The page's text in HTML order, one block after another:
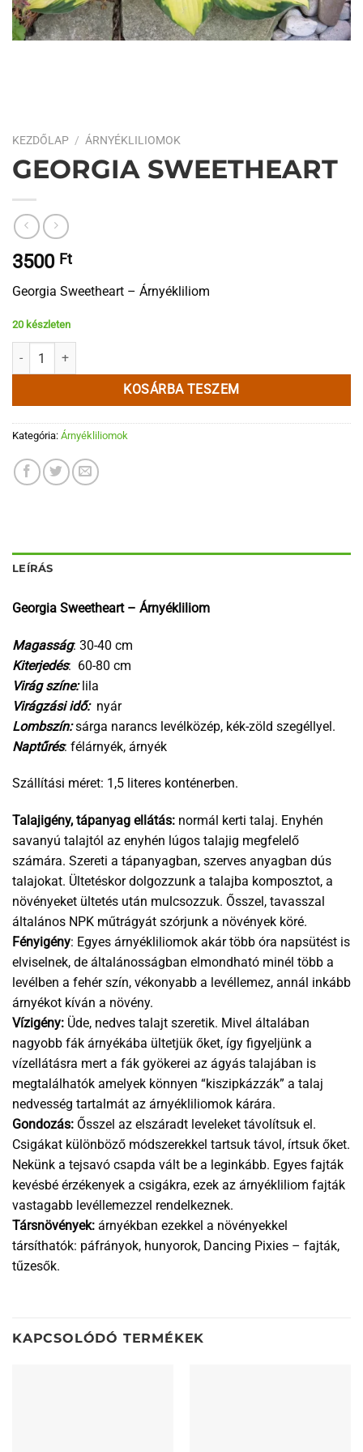
KEZDŐLAP / ÁRNYÉKLILIOMOK
GEORGIA SWEETHEART
3500 Ft
Georgia Sweetheart – Árnyékliliom
20 készleten
Georgia Sweetheart mennyiség
KOSÁRBA TESZEM
Kategória: Árnyékliliomok
LEÍRÁS
Georgia Sweetheart – Árnyékliliom
Magasság: 30-40 cm
Kiterjedés: 60-80 cm
Virág színe:lila
Virágzási idő:nyár
Lombszín:sárga narancs levélközép, kék-zöld szegéllyel.
Naptűrés: félárnyék, árnyék
Szállítási méret: 1,5 literes konténerben.
Talajigény, tápanyag ellátás: normál kerti talaj. Enyhén
savanyú talajtól az enyhén lúgos talajig megfelelő
számára. Szereti a tápanyagban, szerves anyagban dús
talajokat. Ültetéskor dolgozzunk a talajba komposztot, a
növényeket ültetés után mulcsozzuk. Ősszel, tavasszal
általános NPK műtrágyát szórjunk a növények köré.
Fényigény: Egyes árnyékliliomok akár több óra napsütést is
elviselnek, de általánosságban elmondható minél több a
levélben a fehér szín, vékonyabb a levéllemez, annál inkább
árnyékot kíván a növény.
Vízigény: Üde, nedves talajt szeretik. Mivel általában
nagyobb fák árnyékába ültetjük őket, így figyeljünk a
vízellátásra mert a fák gyökerei az ágyás talajában is
megtalálhatók amelyek könnyen “kiszipkázzák” a talaj
nedvesség tartalmát az árnyékliliomok kárára.
Gondozás: Ősszel az elszáradt leveleket távolítsuk el.
Csigákat különböző módszerekkel tartsuk távol, írtsuk őket.
Nekünk a tejsavó csapda vált be a leginkább. Egyes fajták
kevésbé érzékenyek a csigákra, ezek az árnyékliliom fajták
vastagabb levéllemezzel rendelkeznek.
Társnövények: árnyékban ezekkel a növényekkel
társíthatók: páfrányok, hunyorok, Dancing Pixies – fajták,
tűzesők.
KAPCSOLÓDÓ TERMÉKEK